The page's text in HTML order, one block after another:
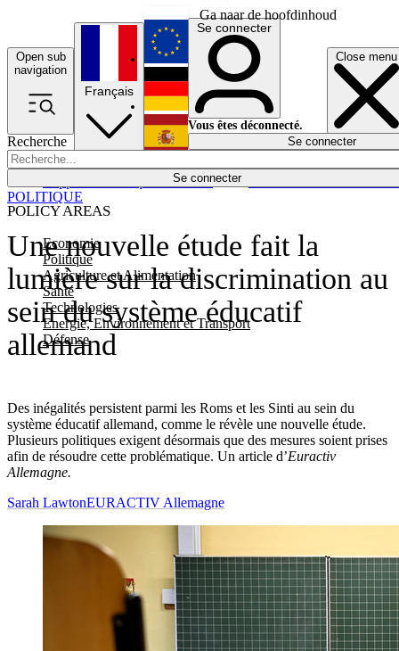
Ga naar de hoofdinhoud
Open sub
navigation
Close menu
Recherche
Se connecter
POLICY AREAS
Economie
Politique
Agriculture et Alimentation
Santé
Technologies
Energie, Environnement et Transport
Défense
Économie
Français
English
Deutsch
Español
Se connecter
Vous êtes déconnecté.
Se connecter
Une nouvelle étude fait la
lumière sur la discrimination au
sein du système éducatif
allemand
Des inégalités persistent parmi les Roms et les Sinti au sein du
système éducatif allemand, comme le révèle une nouvelle étude.
Plusieurs politiques exigent désormais que des mesures soient prises
afin de résoudre cette problématique. Un article d’Euractiv
Allemagne.
POLITIQUE
Sarah LawtonEURACTIV Allemagne